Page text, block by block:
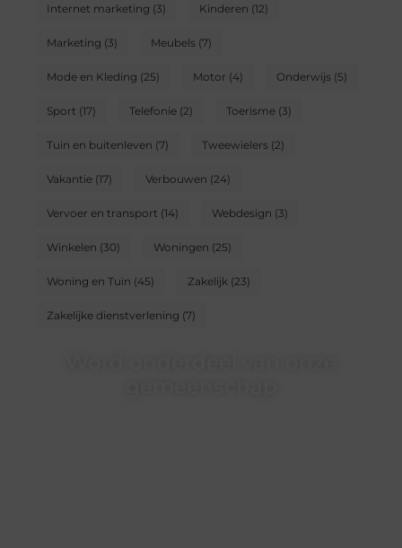
Internet marketing (3) Kinderen (12)
Marketing (3) Meubels(7)
Mode en Kleding (25) Motor (4) Onderwijs(5)
Sport (17) Telefonie(2) Toerisme(3)
Tuin en buitenleven (7) Tweewielers(2)
Vakantie(17) Verbouwen (24)
Vervoer en transport (14) Webdesign (3)
Winkelen (30) Woningen (25)
Woning en Tuin (45) Zakelijk (23)
Zakelijke dienstverlening (7)